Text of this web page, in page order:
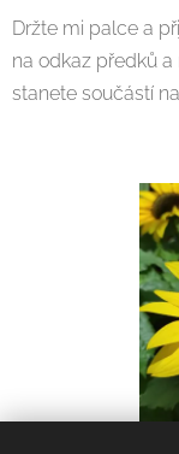
Držte mi palce a
na odkaz předků
stanete součástí